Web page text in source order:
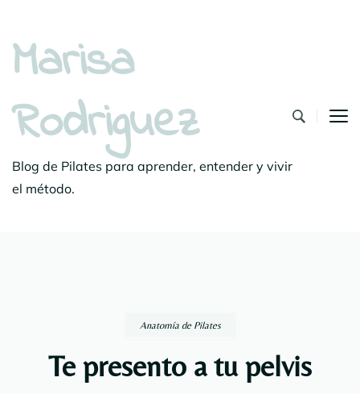
Marisa
Rodriguez
Blog de Pilates para aprender, entender y vivir
el método.
Anatomía de Pilates
Te presento a tu pelvis